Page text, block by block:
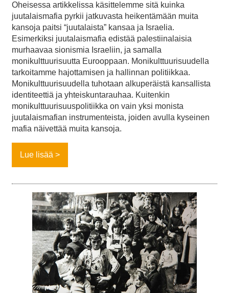
Oheisessa artikkelissa käsittelemme sitä kuinka
juutalaismafia pyrkii jatkuvasta heikentämään muita
kansoja paitsi “juutalaista” kansaa ja Israelia.
Esimerkiksi juutalaismafia edistää palestiinalaisia
murhaavaa sionismia Israeliin, ja samalla
monikulttuurisuutta Eurooppaan. Monikulttuurisuudella
tarkoitamme hajottamisen ja hallinnan politiikkaa.
Monikulttuurisuudella tuhotaan alkuperäistä kansallista
identiteettiä ja yhteiskuntarauhaa. Kuitenkin
monikulttuurisuuspolitiikka on vain yksi monista
juutalaismafian instrumenteista, joiden avulla kyseinen
mafia näivettää muita kansoja.
Lue lisää